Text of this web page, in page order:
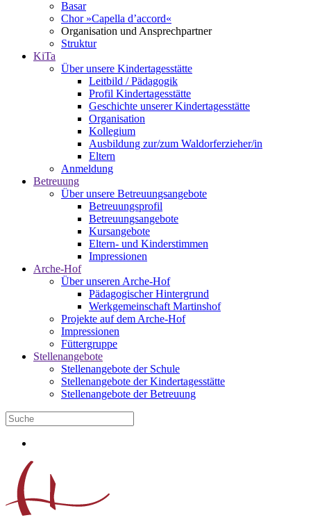
Basar
Chor »Capella d’accord«
Organisation und Ansprechpartner
Struktur
KiTa
Über unsere Kindertagesstätte
Leitbild / Pädagogik
Profil Kindertagesstätte
Geschichte unserer Kindertagesstätte
Organisation
Kollegium
Ausbildung zur/zum Waldorferzieher/in
Eltern
Anmeldung
Betreuung
Über unsere Betreuungsangebote
Betreuungsprofil
Betreuungsangebote
Kursangebote
Eltern- und Kinderstimmen
Impressionen
Arche-Hof
Über unseren Arche-Hof
Pädagogischer Hintergrund
Werkgemeinschaft Martinshof
Projekte auf dem Arche-Hof
Impressionen
Füttergruppe
Stellenangebote
Stellenangebote der Schule
Stellenangebote der Kindertagesstätte
Stellenangebote der Betreuung